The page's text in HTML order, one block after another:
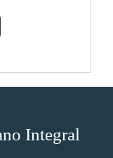
Integral